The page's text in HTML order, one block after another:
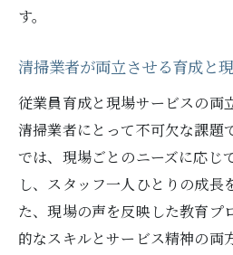
す。
清掃業者が両立させる育成と
従業員育成と現場サービスの両
清掃業者にとって不可欠な課題
では、現場ごとのニーズに応じ
し、スタッフ一人ひとりの成長
た、現場の声を反映した教育プ
的なスキルとサービス精神の両